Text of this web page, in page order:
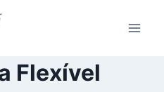
Flexível